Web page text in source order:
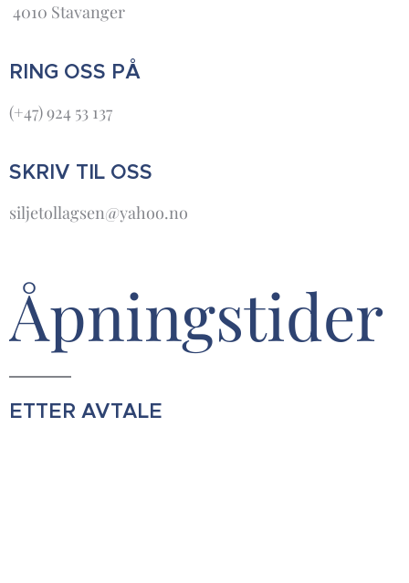
4010 Stavanger
RING OSS PÅ
(+47) 924 53 137
SKRIV TIL OSS
siljetollagsen@yahoo.no
Åpningstider
ETTER AVTALE